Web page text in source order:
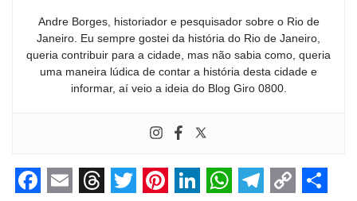
Andre Borges, historiador e pesquisador sobre o Rio de
Janeiro. Eu sempre gostei da história do Rio de Janeiro,
queria contribuir para a cidade, mas não sabia como, queria
uma maneira lúdica de contar a história desta cidade e
informar, aí veio a ideia do Blog Giro 0800.